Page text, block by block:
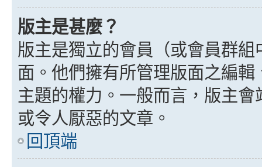
版主是甚麼？
版主是獨立的會員（或會員群
面。他們擁有所管理版面之編
主題的權力。一般而言，版主
或令人厭惡的文章。
回頂端